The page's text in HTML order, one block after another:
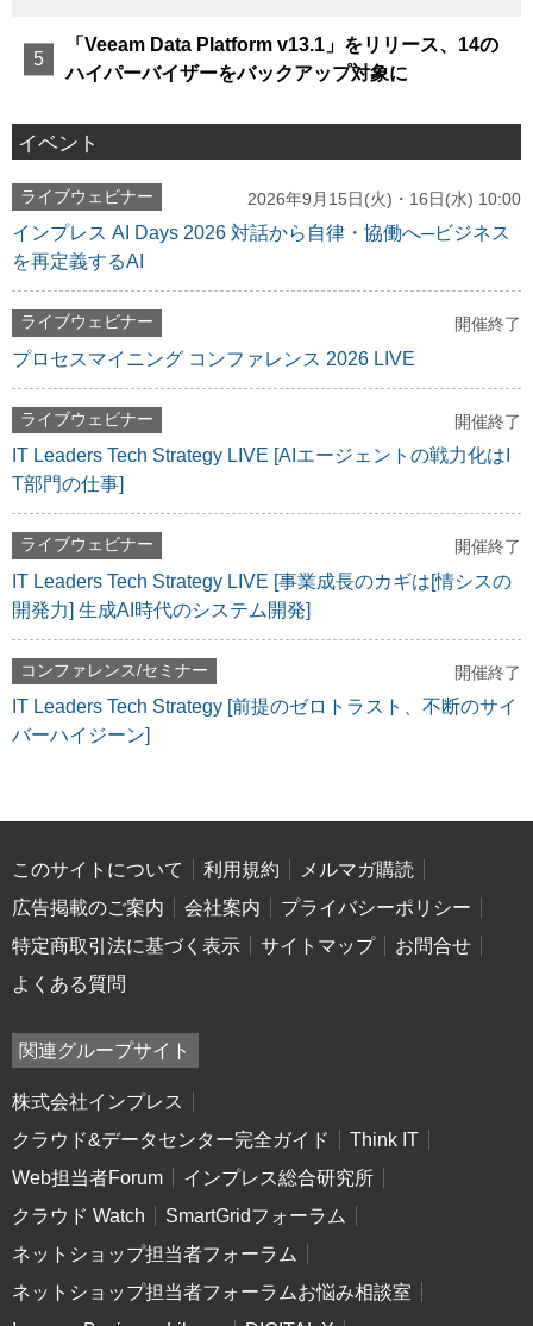
「Veeam Data Platform v13.1」をリリース、14の
ハイパーバイザーをバックアップ対象に
イベント
ライブウェビナー 2026年9月15日(火)・16日(水) 10:00
インプレス AI Days 2026 対話から自律・協働へ─ビジネス
を再定義するAI
ライブウェビナー 開催終了
プロセスマイニング コンファレンス 2026 LIVE
ライブウェビナー 開催終了
IT Leaders Tech Strategy LIVE [AIエージェントの戦力化はI
T部門の仕事]
ライブウェビナー 開催終了
IT Leaders Tech Strategy LIVE [事業成長のカギは[情シスの
開発力] 生成AI時代のシステム開発]
コンファレンス/セミナー 開催終了
IT Leaders Tech Strategy [前提のゼロトラスト、不断のサイ
バーハイジーン]
このサイトについて 利用規約
メルマガ購読
広告掲載のご案内
会社案内
プライバシーポリシー
特定商取引法に基づく表示
サイトマップ
お問合せ
よくある質問
関連グループサイト
株式会社インプレス
クラウド&データセンター完全ガイド
Think IT
Web担当者Forum
インプレス総合研究所
クラウド Watch
SmartGridフォーラム
ネットショップ担当者フォーラム
ネットショップ担当者フォーラムお悩み相談室